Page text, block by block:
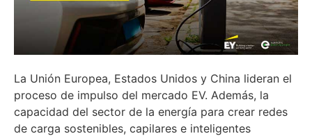
La Unión Europea, Estados Unidos y China lideran el
proceso de impulso del mercado EV. Además, la
capacidad del sector de la energía para crear redes
de carga sostenibles, capilares e inteligentes